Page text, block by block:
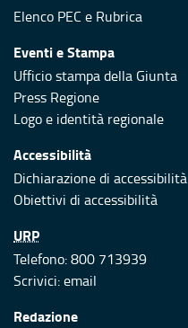
Elenco PEC e Rubrica
Eventi e Stampa
Ufficio stampa della Giunta
Press Regione
Logo e identità regionale
Accessibilità
Dichiarazione di accessibilità
Obiettivi di accessibilità
URP
Telefono: 800 713939
Scrivici:email
Redazione